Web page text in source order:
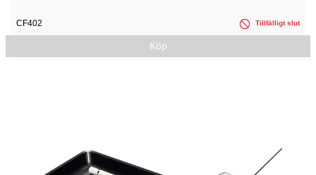
CF402 Tillfälligt slut
Köp